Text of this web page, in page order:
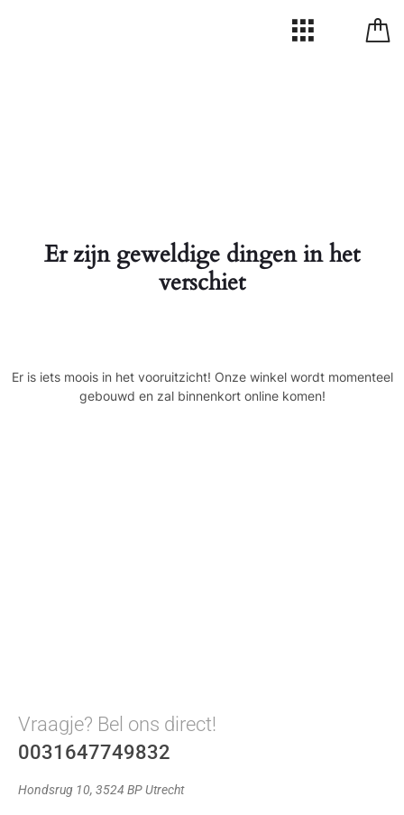
Er zijn geweldige dingen in het
verschiet
Er is iets moois in het vooruitzicht! Onze winkel wordt momenteel
gebouwd en zal binnenkort online komen!
Vraagje? Bel ons direct!
0031647749832
Hondsrug 10, 3524 BP Utrecht